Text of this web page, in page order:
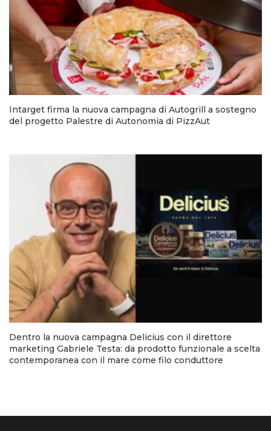
Intarget firma la nuova campagna di Autogrill a sostegno
del progetto Palestre di Autonomia di PizzAut
Dentro la nuova campagna Delicius con il direttore
marketing Gabriele Testa: da prodotto funzionale a scelta
contemporanea con il mare come filo conduttore